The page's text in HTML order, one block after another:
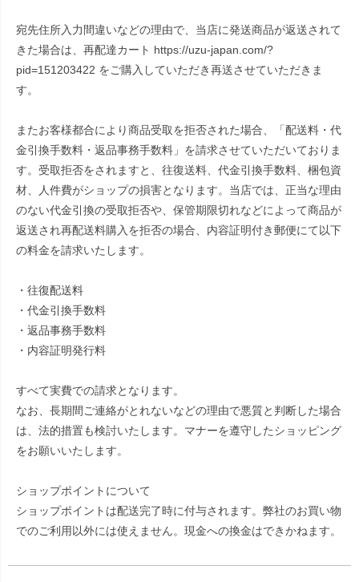
宛先住所入力間違いなどの理由で、当店に発送商品が返送されて
きた場合は、再配達カート https://uzu-japan.com/?
pid=151203422 をご購入していただき再送させていただきま
す。
またお客様都合により商品受取を拒否された場合、「配送料・代
金引換手数料・返品事務手数料」を請求させていただいておりま
す。受取拒否をされますと、往復送料、代金引換手数料、梱包資
材、人件費がショップの損害となります。当店では、正当な理由
のない代金引換の受取拒否や、保管期限切れなどによって商品が
返送され再配送料購入を拒否の場合、内容証明付き郵便にて以下
の料金を請求いたします。
・往復配送料
・代金引換手数料
・返品事務手数料
・内容証明発行料
すべて実費での請求となります。
なお、長期間ご連絡がとれないなどの理由で悪質と判断した場合
は、法的措置も検討いたします。マナーを遵守したショッピング
をお願いいたします。
ショップポイントについて
ショップポイントは配送完了時に付与されます。弊社のお買い物
でのご利用以外には使えません。現金への換金はできかねます。